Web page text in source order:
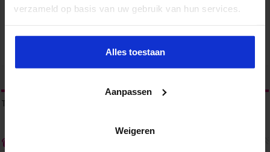
verzameld op basis van uw gebruik van hun services.
Alles toestaan
Aanpassen
Weigeren
Tags
Over admin